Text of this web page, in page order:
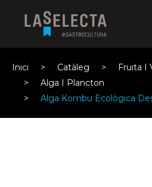
Inici Catàleg
Fruita I
Alga I Plancton
Alga Kombu Ecològica